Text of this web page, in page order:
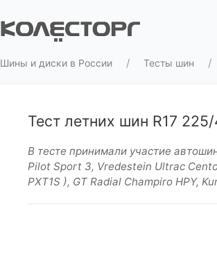
Шины и диски в России Тесты шин
Тест летних шин R17
В тесте принимали участие
Pilot Sport 3, Vredestein Ultrac
PXT1S ), GT Radial Champiro HPY,